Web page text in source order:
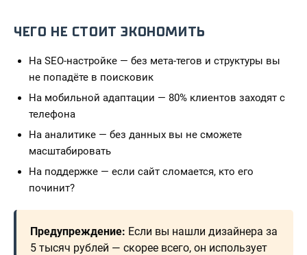
ЧЕГО НЕ СТОИТ ЭКОНОМИТЬ
На SEO-настройке — без мета-тегов и структуры вы
не попадёте в поисковик
На мобильной адаптации — 80% клиентов заходят с
телефона
На аналитике — без данных вы не сможете
масштабировать
На поддержке — если сайт сломается, кто его
починит?
Предупреждение: Если вы нашли дизайнера за
5 тысяч рублей — скорее всего, он использует